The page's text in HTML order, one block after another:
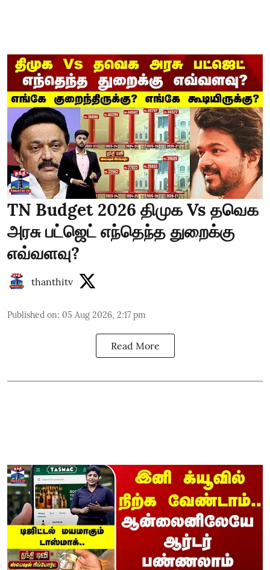
TN Budget 2026 திமுக Vs தவெக
அரசு பட்ஜெட் எந்தெந்த துறைக்கு
எவ்வளவு?
thanthitv
Published on: 05 Aug 2026, 2:17 pm
Read More